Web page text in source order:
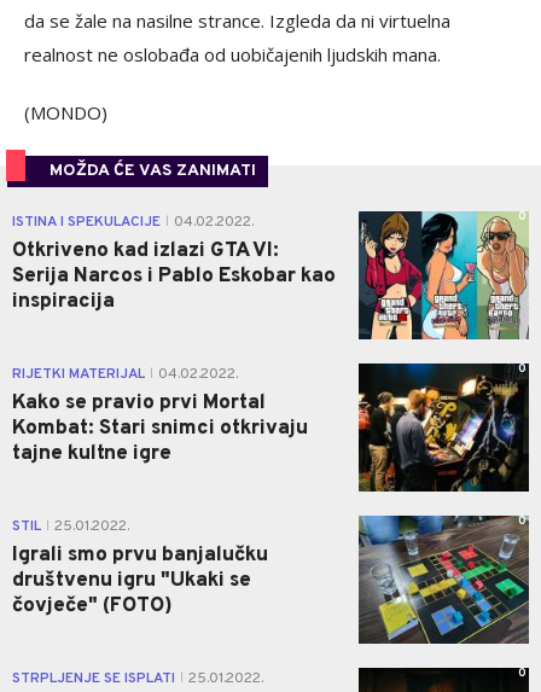
da se žale na nasilne strance. Izgleda da ni virtuelna
realnost ne oslobađa od uobičajenih ljudskih mana.
(MONDO)
MOŽDA ĆE VAS ZANIMATI
ISTINA I SPEKULACIJE 04.02.2022.
Otkriveno kad izlazi GTA VI:
Serija Narcos i Pablo Eskobar kao
inspiracija
0
RIJETKI MATERIJAL 04.02.2022.
Kako se pravio prvi Mortal
Kombat: Stari snimci otkrivaju
tajne kultne igre
0
STIL 25.01.2022.
Igrali smo prvu banjalučku
društvenu igru "Ukaki se
čovječe" (FOTO)
0
STRPLJENJE SE ISPLATI 25.01.2022. 0